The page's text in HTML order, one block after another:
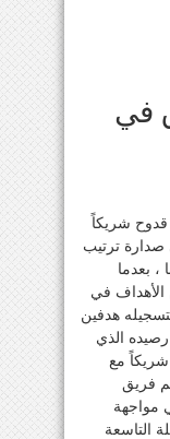
في
شريكاً
ترتيب
، بعدما
في
هدفين
الذي
مع
فريق
مواجهة
التاسعة